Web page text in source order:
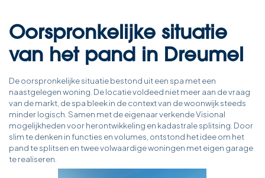
Oorspronkelijke situatie
van het pand in Dreumel
De oorspronkelijke situatie bestond uit een spa met een
naastgelegen woning. De locatie voldeed niet meer aan de vraag
van de markt, de spa bleek in de context van de woonwijk steeds
minder logisch. Samen met de eigenaar verkende Visional
mogelijkheden voor herontwikkeling en kadastrale splitsing. Door
slim te denken in functies en volumes, ontstond het idee om het
pand te splitsen en twee volwaardige woningen met eigen garage
te realiseren.